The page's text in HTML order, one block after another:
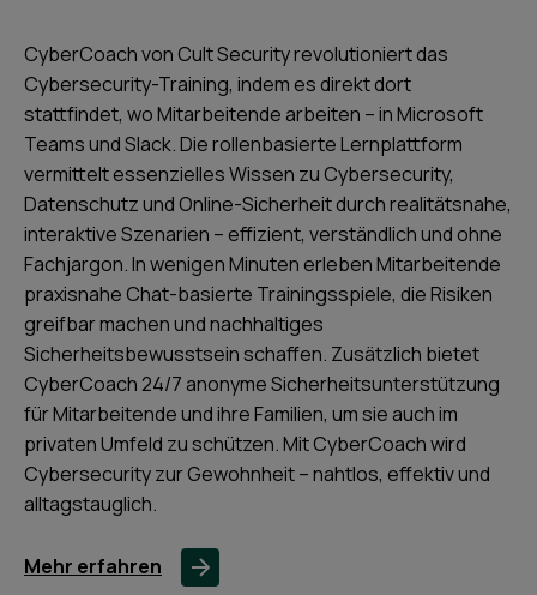
CyberCoach von Cult Security revolutioniert das
Cybersecurity-Training, indem es direkt dort
stattfindet, wo Mitarbeitende arbeiten – in Microsoft
Teams und Slack. Die rollenbasierte Lernplattform
vermittelt essenzielles Wissen zu Cybersecurity,
Datenschutz und Online-Sicherheit durch realitätsnahe,
interaktive Szenarien – effizient, verständlich und ohne
Fachjargon. In wenigen Minuten erleben Mitarbeitende
praxisnahe Chat-basierte Trainingsspiele, die Risiken
greifbar machen und nachhaltiges
Sicherheitsbewusstsein schaffen. Zusätzlich bietet
CyberCoach 24/7 anonyme Sicherheitsunterstützung
für Mitarbeitende und ihre Familien, um sie auch im
privaten Umfeld zu schützen. Mit CyberCoach wird
Cybersecurity zur Gewohnheit – nahtlos, effektiv und
alltagstauglich.
Mehr erfahren